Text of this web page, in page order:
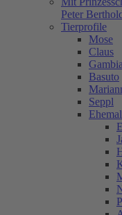
Peter
Tierprofile
Mose
Claus
Gambia
Basuto
Seppl